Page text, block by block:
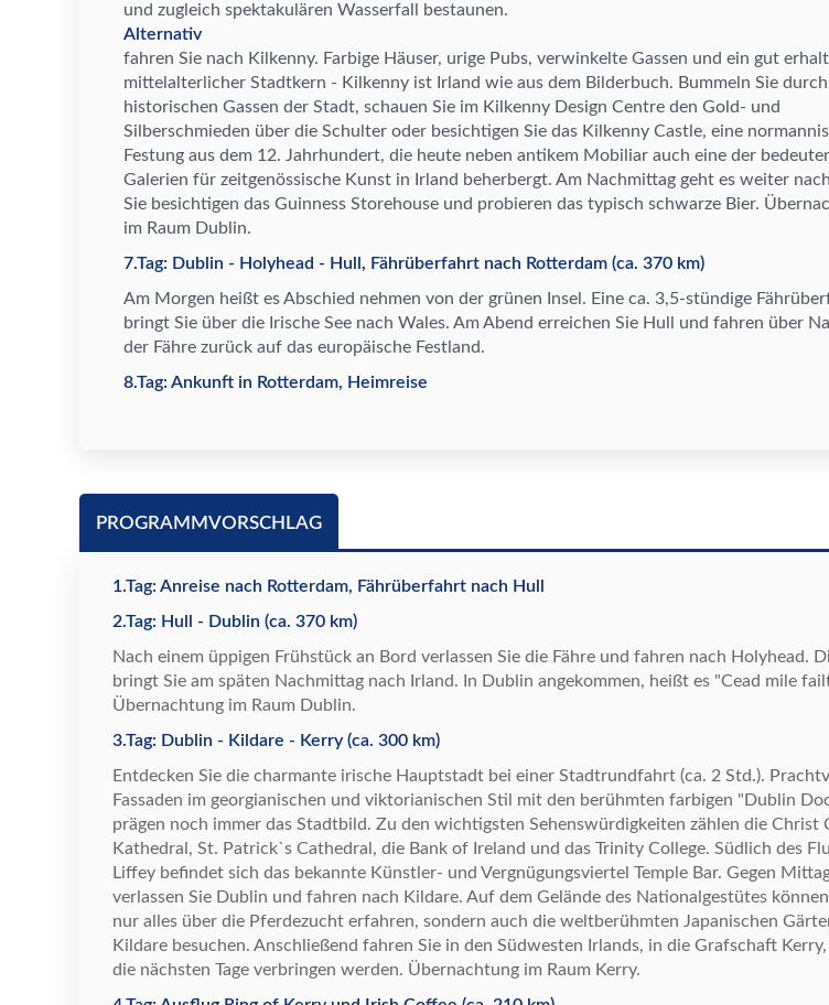
und zugleich spektakul ären Wasserfall bestaunen.
Alternativ
fahren Sie nach Kilkenny. Farbige Häuser, urige Pubs, verwinkelte Gassen und ein gut
mittelalterlicher Stadtkern - Kilkenny ist Irland wie aus dem Bilderbuch. Bummeln Sie
historischen Gassen der Stadt, schauen Sie im Kilkenny Design Centre den Gold- und
Silberschmieden über die Schulter oder besichtigen Sie das Kilkenny Castle, eine
Festung aus dem 12. Jahrhundert, die heute neben antikem Mobiliar auch eine der
Galerien für zeitgenössische Kunst in Irland beherbergt. Am Nachmittag geht es weiter
Sie besichtigen das Guinness Storehouse und probieren das typisch schwarze Bier. Ü
im Raum Dublin.
7.Tag: Dublin - Holyhead - Hull, Fährüberfahrt nach Rotterdam (ca. 370 km)
Am Morgen heißt es Abschied nehmen von der grünen Insel. Eine ca. 3,5-stündige Fährü
bringt Sie über die Irische See nach Wales. Am Abend erreichen Sie Hull und fahren über
der Fähre zurück auf das europäische Festland.
8.Tag: Ankunft in Rotterdam, Heimreise
PROGRAMMVORSCHLAG
1.Tag: Anreise nach Rotterdam, Fährüberfahrt nach Hull
2.Tag: Hull - Dublin (ca. 370 km)
Nach einem üppigen Frühstück an Bord verlassen Sie die Fähre und fahren nach Holyhead.
bringt Sie am späten Nachmittag nach Irland. In Dublin angekommen, heißt es "Cead mile
Übernachtung im Raum Dublin.
3.Tag: Dublin - Kildare - Kerry (ca. 300 km)
Entdecken Sie die charmante irische Hauptstadt bei einer Stadtrundfahrt (ca. 2 Std.).
Fassaden im georgianischen und viktorianischen Stil mit den berühmten farbigen "Dublin
prägen noch immer das Stadtbild. Zu den wichtigsten Sehenswürdigkeiten zählen die Christ
Kathedral, St. Patrick`s Cathedral, die Bank of Ireland und das Trinity College. Südlich des
Liffey befindet sich das bekannte Künstler- und Vergnügungsviertel Temple Bar. Gegen
verlassen Sie Dublin und fahren nach Kildare. Auf dem Gel ände des Nationalgestütes kö
nur alles über die Pferdezucht erfahren, sondern auch die weltberühmten Japanischen Gä
Kildare besuchen. Anschließend fahren Sie in den Südwesten Irlands, in die Grafschaft
die nächsten Tage verbringen werden. Übernachtung im Raum Kerry.